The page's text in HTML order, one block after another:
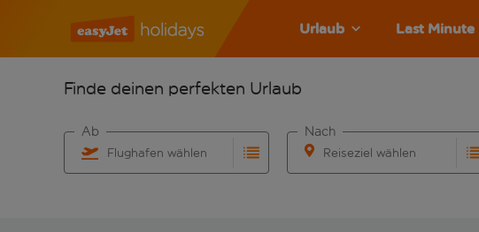
Urlaub Last Minute
Finde deinen perfekten Urlaub
Flughafen wählen
Ab
Reiseziel wählen
Nach